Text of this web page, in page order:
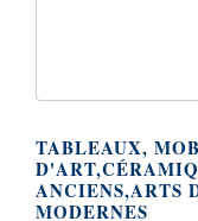
TABLEAUX,
ANCIENS,ARTS
MODERNES